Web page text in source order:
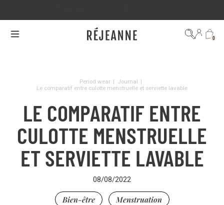
0
Period wear | Journal |
Le comparatif entre culotte menstruelle et serviette lavable
LE COMPARATIF ENTRE
CULOTTE MENSTRUELLE
ET SERVIETTE LAVABLE
08/08/2022
Bien-être Menstruation